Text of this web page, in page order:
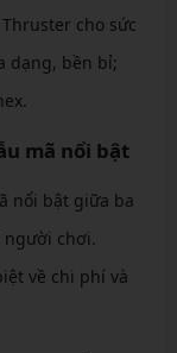
cho sức
dạng, bền bỉ;
mã nổi bật
nổi bật giữa ba
chơi.
về chi phí và